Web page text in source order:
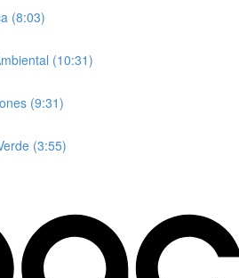
(8:03)
(10:31)
(9:31)
(3:55)